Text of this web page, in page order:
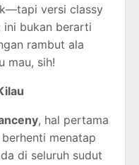
versi classy
ini bukan berarti
rambut ala
mau, sih!
, hal pertama
menatap
di seluruh sudut